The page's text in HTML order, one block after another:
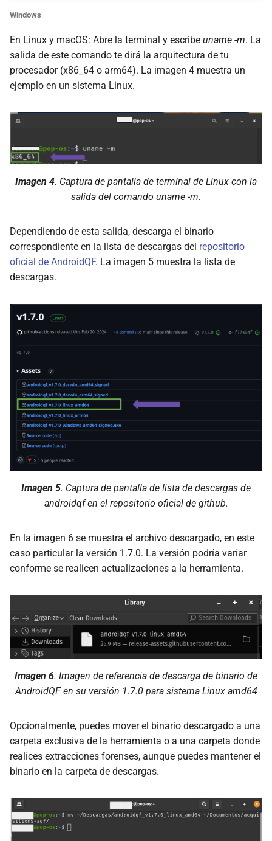
Windows
En Linux y macOS: Abre la terminal y escribe uname -m. La
salida de este comando te dirá la arquitectura de tu
procesador (x86_64 o arm64). La imagen 4 muestra un
ejemplo en un sistema Linux.
Imagen 4. Captura de pantalla de terminal de Linux con la
salida del comando uname -m.
Dependiendo de esta salida, descarga el binario
correspondiente en la lista de descargas del repositorio
oficial de AndroidQF. La imagen 5 muestra la lista de
descargas.
Imagen 5. Captura de pantalla de lista de descargas de
androidqf en el repositorio oficial de github.
En la imagen 6 se muestra el archivo descargado, en este
caso particular la versión 1.7.0. La versión podría variar
conforme se realicen actualizaciones a la herramienta.
Imagen 6. Imagen de referencia de descarga de binario de
AndroidQF en su versión 1.7.0 para sistema Linux amd64
Opcionalmente, puedes mover el binario descargado a una
carpeta exclusiva de la herramienta o a una carpeta donde
realices extracciones forenses, aunque puedes mantener el
binario en la carpeta de descargas.